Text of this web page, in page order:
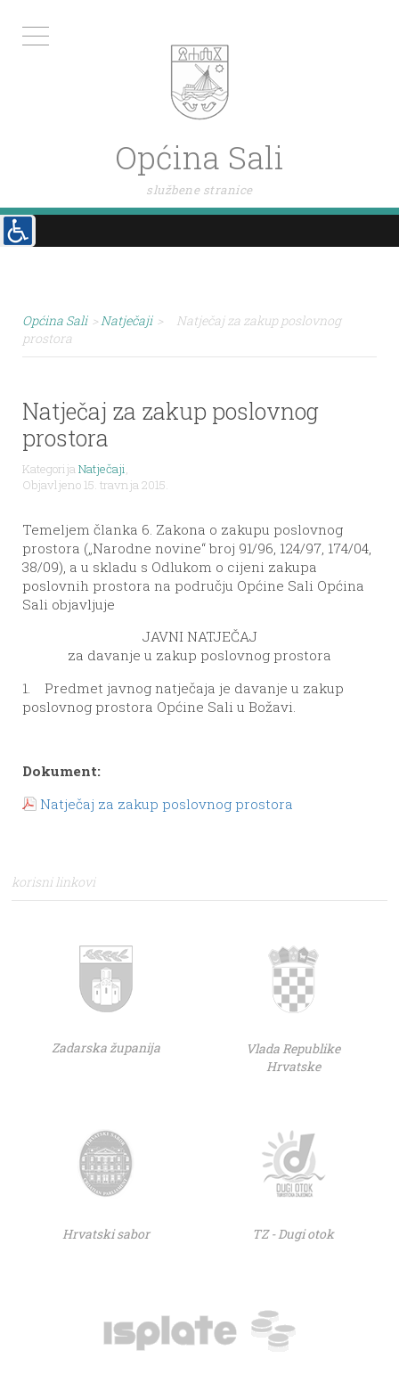
Općina Sali
službene stranice
Općina Sali > Natječaji >
Natječaj za zakup poslovnog
prostora
Natječaj za zakup poslovnog
prostora
KategorijaNatječaji,
Objavljeno 15. travnja 2015.
Temeljem članka 6. Zakona o zakupu poslovnog
prostora („Narodne novine“ broj 91/96, 124/97, 174/04,
38/09), a u skladu s Odlukom o cijeni zakupa
poslovnih prostora na području Općine Sali Općina
Sali objavljuje
JAVNI NATJEČAJ
za davanje u zakup poslovnog prostora
1. Predmet javnog natječaja je davanje u zakup
poslovnog prostora Općine Sali u Božavi.
Dokument:
Natječaj za zakup poslovnog prostora
korisni linkovi
Zadarska županija
Vlada Republike
Hrvatske
Hrvatski sabor TZ - Dugi otok